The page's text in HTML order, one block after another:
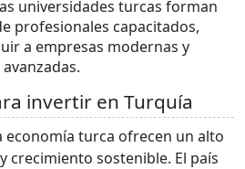
universidades turcas forman
profesionales capacitados,
a empresas modernas y
invertir en Turquía
economía turca ofrecen un alto
crecimiento sostenible. El país